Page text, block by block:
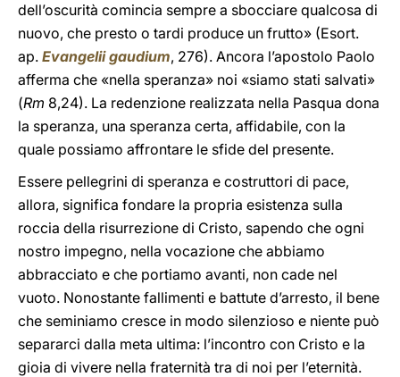
dell’oscurità comincia sempre a sbocciare qualcosa di
nuovo, che presto o tardi produce un frutto» (Esort.
ap. Evangelii gaudium, 276). Ancora l’apostolo Paolo
afferma che «nella speranza» noi «siamo stati salvati»
(Rm 8,24). La redenzione realizzata nella Pasqua dona
la speranza, una speranza certa, affidabile, con la
quale possiamo affrontare le sfide del presente.
Essere pellegrini di speranza e costruttori di pace,
allora, significa fondare la propria esistenza sulla
roccia della risurrezione di Cristo, sapendo che ogni
nostro impegno, nella vocazione che abbiamo
abbracciato e che portiamo avanti, non cade nel
vuoto. Nonostante fallimenti e battute d’arresto, il bene
che seminiamo cresce in modo silenzioso e niente può
separarci dalla meta ultima: l’incontro con Cristo e la
gioia di vivere nella fraternità tra di noi per l’eternità.